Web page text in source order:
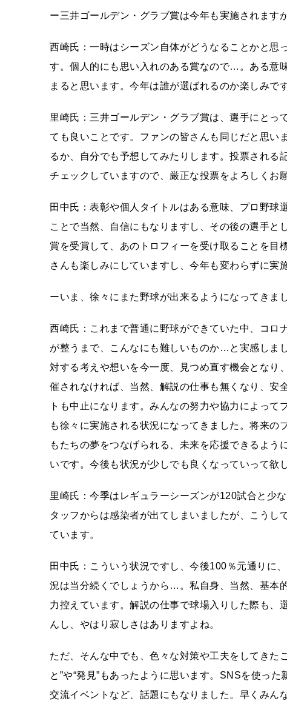
ー三井ゴールデン・グラブ賞は今年も実施されます
西崎氏：一時はシーズン自体がどうなることかと思
す。個人的にも思い入れのある賞なので…。ある意
まると思います。今年は誰が選ばれるのか楽しみです
里崎氏：三井ゴールデン・グラブ賞は、選手にとっ
ても良いことです。ファンの皆さんも同じだと思い
るか、自分でも予想してみたりします。投票される
チェックしていますので、厳正な投票をよろしくお
田中氏：表彰や個人タイトルはある意味、プロ野球
ことで当然、自信にもなりますし、その後の選手
賞を受賞して、あのトロフィーを受け取ることを目
さんも楽しみにしていますし、今年も変わらずに実
ーいま、徐々にまた野球が出来るようになってきま
西崎氏：これまで普通に野球ができていた中、コロ
が整うまで、こんなにも難しいものか…と実感しま
対する考えや想いを今一度、見つめ直す機会となり
催されなければ、当然、解説の仕事も無くなり、安
トも中止になります。みんなの努力や協力によっ
も徐々に実施される状況になってきました。将来
もたちの夢をつなげられる、未来を応援できるよう
いです。今後も状況が少しでも良くなっていって欲
里崎氏：今季はレギュラーシーズンが120試合と少
タッフからは感染者が出てしまいましたが、こうし
ています。
田中氏：こういう状況ですし、今後100％元通りに
況は当分続くでしょうから…。私自身、当然、基本
力控えています。解説の仕事で球場入りした際も、
んし、やはり寂しさはありますよね。
ただ、そんな中でも、色々な対策や工夫をしてきた
と”や“発見”もあったように思います。SNSを使っ
交流イベントなど、話題にもなりました。早くみん